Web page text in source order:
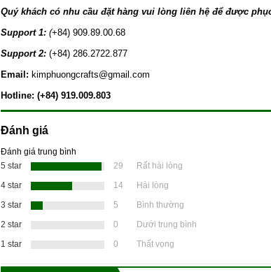
Quý khách có nhu cầu đặt hàng vui lòng liên hệ để được
Support 1: (+84) 909.89.00.68
Support 2: (+84) 286.2722.877
Email: kimphuongcrafts@gmail.com
Hotline: (+84) 919.009.803
Đánh giá
Đánh giá trung bình
5 star
29
Rất hài lòng
4 star
14
Hài lòng
3 star
5
Bình thường
2 star
0
Dưới trung bình
1 star
0 Thất vọng